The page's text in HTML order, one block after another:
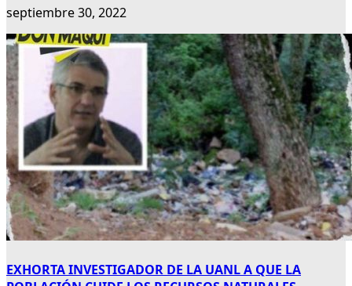
septiembre 30, 2022
EXHORTA INVESTIGADOR DE LA UANL A QUE LA